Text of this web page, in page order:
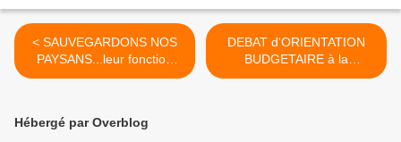
< SAUVEGARDONS NOS
PAYSANS...leur fonction
sociale et environnementale
DEBAT d'ORIENTATION
BUDGETAIRE à la
Communauté de
Hébergé par Overblog